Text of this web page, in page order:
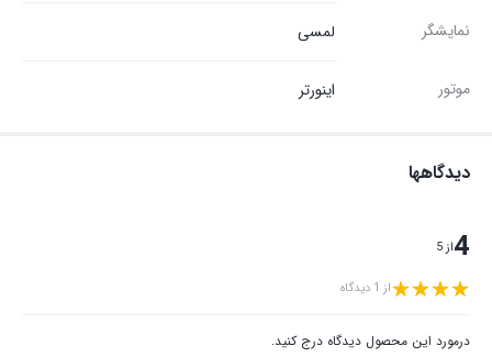
نمایشگر لمسی
موتور اینورتر
دیدگاهها
4از 5
از 1 دیدگاه
درمورد این محصول دیدگاه درج کنید.